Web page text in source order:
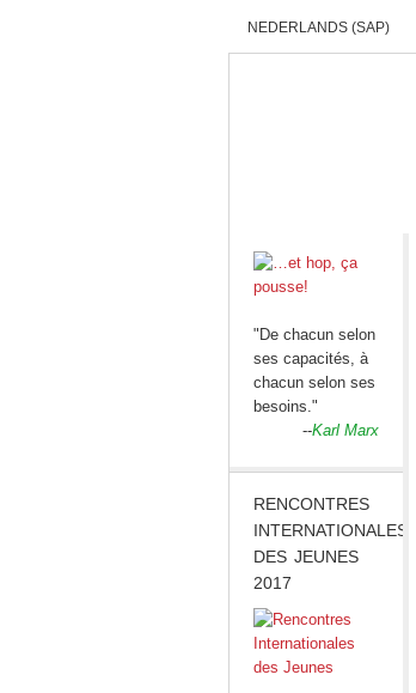
NEDERLANDS (SAP)
"De chacun selon
ses capacités, à
chacun selon ses
besoins."
--Karl Marx
RENCONTRES
INTERNATIONALES
DES JEUNES
2017